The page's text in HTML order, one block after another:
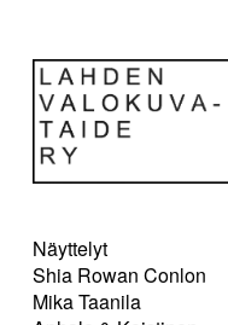
Näyttelyt
Shia Rowan Conlon
Mika Taanila